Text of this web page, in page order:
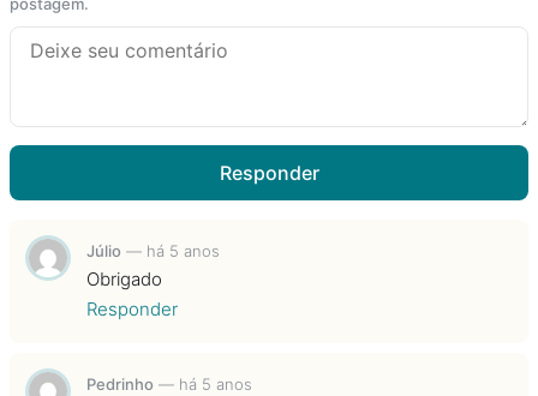
Responder
Júlio — há 5 anos
Obrigado
Responder
Pedrinho — há 5 anos